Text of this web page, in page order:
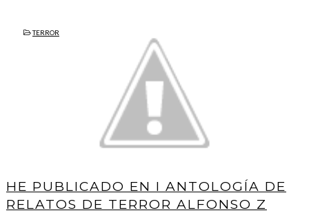
TERROR
HE PUBLICADO EN I ANTOLOGÍA DE
RELATOS DE TERROR ALFONSO Z